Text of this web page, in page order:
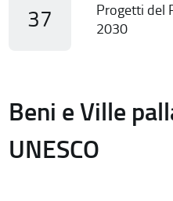
37
Progetti del
2030
Beni e Ville
UNESCO